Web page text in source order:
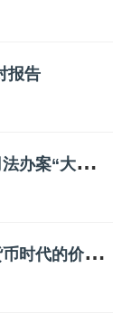
报告
山
东乐陵：以检察技术“小切口”做好司法办案“大文章”
中
国电力产业——以电力为锚构建新货币时代的价值基础